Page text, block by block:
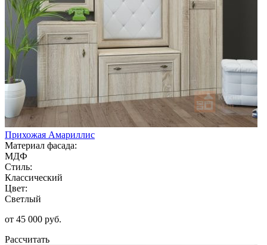
Прихожая Амариллис
Материал фасада:
МДФ
Стиль:
Классический
Цвет:
Светлый
от 45 000 руб.
Рассчитать